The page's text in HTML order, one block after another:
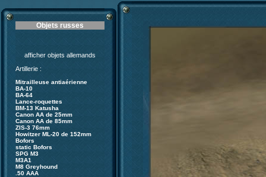
Objets russes
afficher objets allemands
Artillerie :
Mitrailleuse antiaérienne
BA-10
BA-64
Lance-roquettes
BM-13 Katusha
Canon AA de 25mm
Canon AA de 85mm
ZIS-3 76mm
Howitzer ML-20 de 152mm
Bofors
static Bofors
SPG M3
M3A1
M8 Greyhound
.50 AAA